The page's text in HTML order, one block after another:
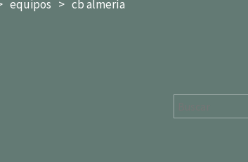
equipos cb almería